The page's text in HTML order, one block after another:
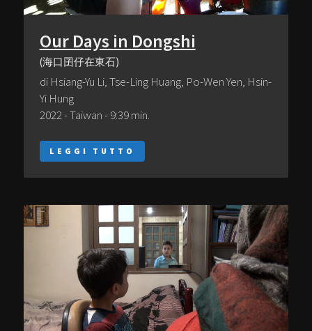
Our Days in Dongshi
(海口囝仔在東石)
di Hsiang-Yu Li, Tse-Ling Huang, Po-Wen Yen, Hsin-
Yi Hung
2022 - Taiwan - 9:39 min.
LEGGI TUTTO